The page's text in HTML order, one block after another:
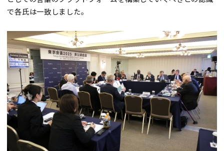
で各氏は一致しました。